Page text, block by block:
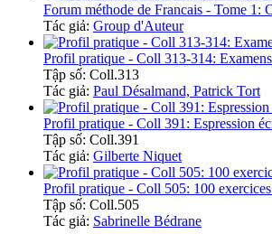
Forum méthode de Francais - Tome 1:
Tác giả: Group d'Auteur
Profil pratique - Coll 313-314:
Tập số: Coll.313
Tác giả: Paul Désalmand, Patrick Tort
Profil pratique - Coll 391: Espression
Tập số: Coll.391
Tác giả: Gilberte Niquet
Profil pratique - Coll 505: 100
Tập số: Coll.505
Tác giả: Sabrinelle Bédrane